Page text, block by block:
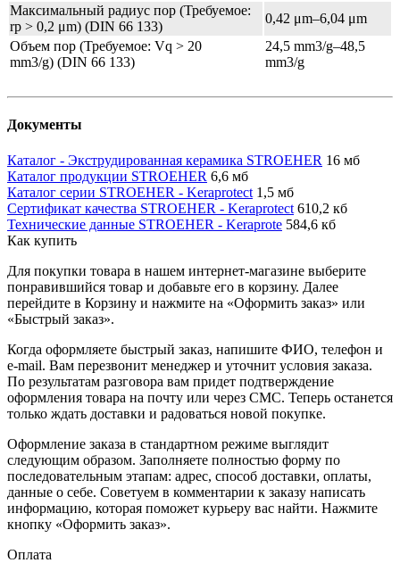
Максимальный радиус пор (Требуемое:
rp > 0,2 μm) (DIN 66 133)
0,42 μm–6,04 μm
Объем пор (Требуемое: Vq > 20
mm3/g) (DIN 66 133)
24,5 mm3/g–48,5
mm3/g
Документы
Каталог - Экструдированная керамика STROEHER 16 мб
Каталог продукции STROEHER 6,6 мб
Каталог серии STROEHER - Keraprotect 1,5 мб
Сертификат качества STROEHER - Keraprotect 610,2 кб
Технические данные STROEHER - Keraprote 584,6 кб
Как купить
Для покупки товара в нашем интернет-магазине выберите
понравившийся товар и добавьте его в корзину. Далее
перейдите в Корзину и нажмите на «Оформить заказ» или
«Быстрый заказ».
Когда оформляете быстрый заказ, напишите ФИО, телефон и
e-mail. Вам перезвонит менеджер и уточнит условия заказа.
По результатам разговора вам придет подтверждение
оформления товара на почту или через СМС. Теперь останется
только ждать доставки и радоваться новой покупке.
Оформление заказа в стандартном режиме выглядит
следующим образом. Заполняете полностью форму по
последовательным этапам: адрес, способ доставки, оплаты,
данные о себе. Советуем в комментарии к заказу написать
информацию, которая поможет курьеру вас найти. Нажмите
кнопку «Оформить заказ».
Оплата